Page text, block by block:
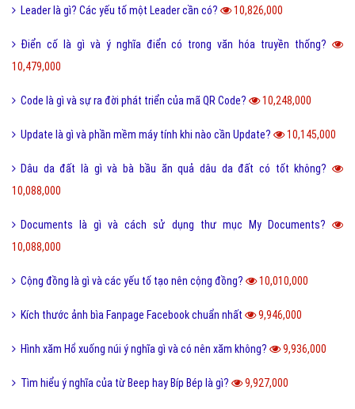
Leader là gì? Các yếu tố một Leader cần có? 10,826,000
Điển cố là gì và ý nghĩa điển có trong văn hóa truyền thống?
10,479,000
Code là gì và sự ra đời phát triển của mã QR Code? 10,248,000
Update là gì và phần mềm máy tính khi nào cần Update? 10,145,000
Dâu da đất là gì và bà bầu ăn quả dâu da đất có tốt không?
10,088,000
Documents là gì và cách sử dụng thư mục My Documents?
10,088,000
Cộng đồng là gì và các yếu tố tạo nên cộng đồng? 10,010,000
Kích thước ảnh bìa Fanpage Facebook chuẩn nhất 9,946,000
Hình xăm Hổ xuống núi ý nghĩa gì và có nên xăm không? 9,936,000
Tìm hiểu ý nghĩa của từ Beep hay Bíp Bép là gì? 9,927,000